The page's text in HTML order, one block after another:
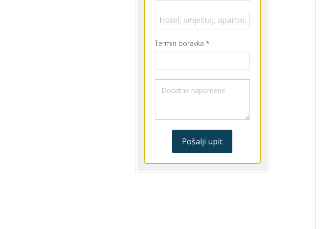
Termin boravka *
Pošalji upit